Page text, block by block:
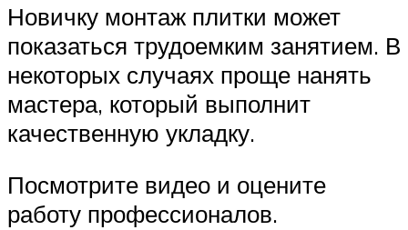
Новичку монтаж плитки может
показаться трудоемким занятием. В
некоторых случаях проще нанять
мастера, который выполнит
качественную укладку.
Посмотрите видео и оцените
работу профессионалов.